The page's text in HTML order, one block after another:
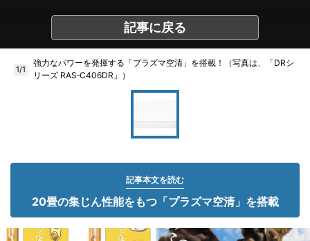
記事に戻る
1/1
強力なパワーを発揮する「プラズマ空清」を搭載！（写真は、「DRシ
リーズ RAS‐C406DR」）
記事本文を読む
20畳の集じん性能をもつ「プラズマ空清」を搭載